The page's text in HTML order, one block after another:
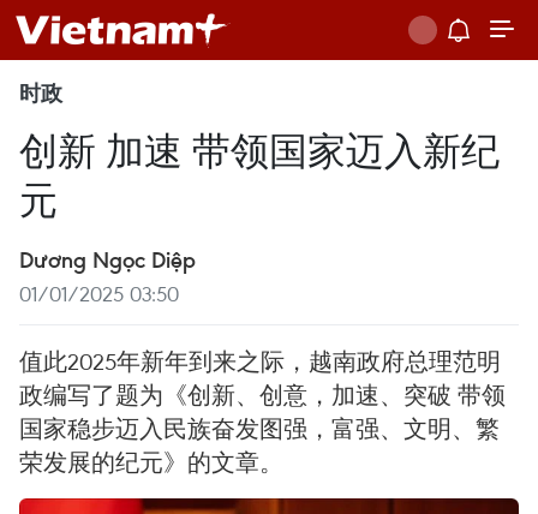
时政
创新 加速 带领国家迈入新纪
元
Dương Ngọc Diệp
01/01/2025 03:50
值此2025年新年到来之际，越南政府总理范明
政编写了题为《创新、创意，加速、突破 带领
国家稳步迈入民族奋发图强，富强、文明、繁
荣发展的纪元》的文章。